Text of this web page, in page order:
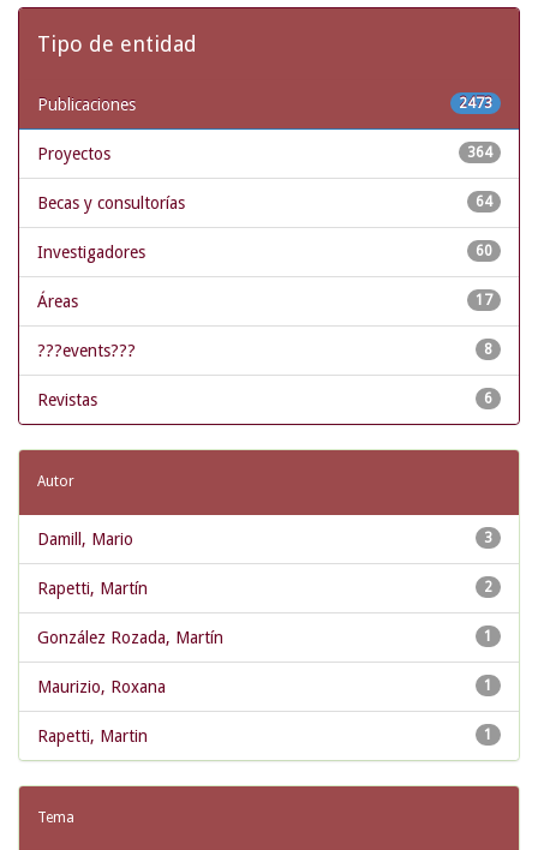
Tipo de entidad
2473
Publicaciones
364
Proyectos
64
Becas y consultorías
60
Investigadores
17
Áreas
8
???events???
6
Revistas
Autor
3
Damill, Mario
2
Rapetti, Martín
1
González Rozada, Martín
1
Maurizio, Roxana
1
Rapetti, Martin
Tema